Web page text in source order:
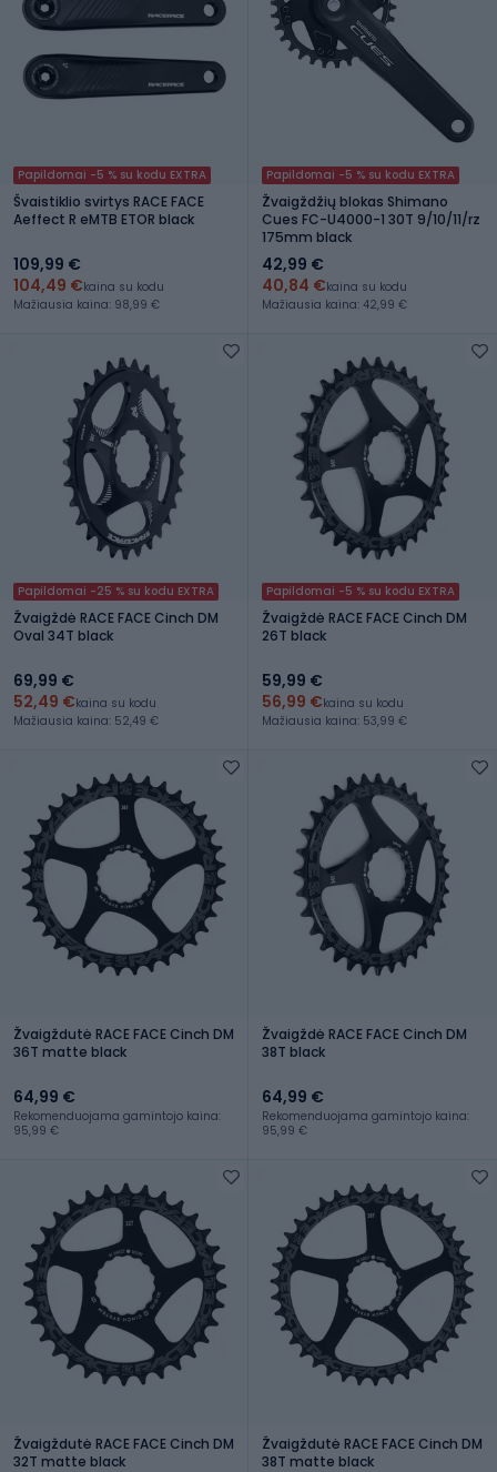
Papildomai -5 % su kodu EXTRA
Švaistiklio svirtys RACE FACE
Aeffect R eMTB ETOR black
109,99 €
104,49 €kaina su kodu
Mažiausia kaina: 98,99 €
Papildomai -5 % su kodu EXTRA
Žvaigždžių blokas Shimano
Cues FC-U4000-1 30T 9/10/11/rz
175mm black
42,99 €
40,84 €kaina su kodu
Mažiausia kaina: 42,99 €
Papildomai -25 % su kodu EXTRA
Žvaigždė RACE FACE Cinch DM
Oval 34T black
69,99 €
52,49 €kaina su kodu
Mažiausia kaina: 52,49 €
Papildomai -5 % su kodu EXTRA
Žvaigždė RACE FACE Cinch DM
26T black
59,99 €
56,99 €kaina su kodu
Mažiausia kaina: 53,99 €
Žvaigždutė RACE FACE Cinch DM
36T matte black
64,99 €
Rekomenduojama gamintojo kaina:
95,99 €
Žvaigždė RACE FACE Cinch DM
38T black
64,99 €
Rekomenduojama gamintojo kaina:
95,99 €
Žvaigždutė RACE FACE Cinch DM
32T matte black
Žvaigždutė RACE FACE Cinch DM
38T matte black